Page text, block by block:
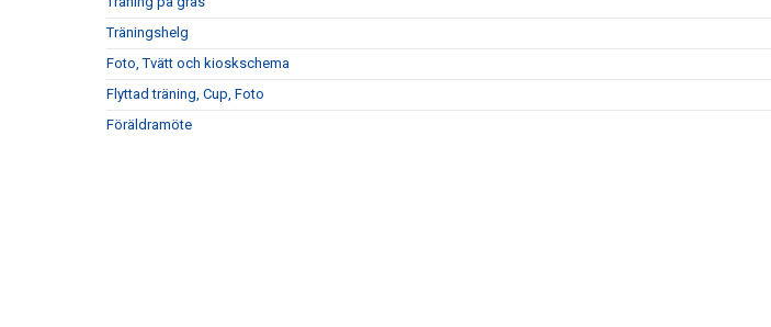
Träningshelg
Foto, Tvätt och kioskschema
Flyttad träning, Cup, Foto
Föräldramöte